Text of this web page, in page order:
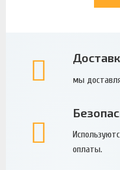
мы
оплаты.